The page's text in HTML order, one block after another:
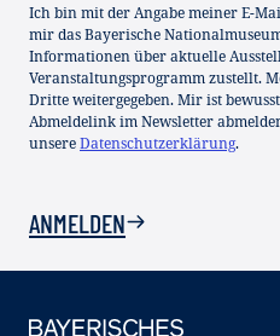
Ich bin mit der Angabe meiner E-
mir das Bayerische
Informationen über aktuelle
Veranstaltungsprogramm zustellt.
Dritte weitergegeben. Mir ist
Abmeldelink im Newsletter
unsereDatenschutzerklärung.
ANMELDEN